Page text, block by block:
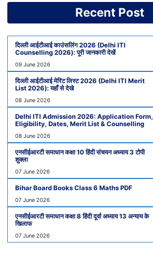
Recent Post
दिल्ली आईटीआई काउंसलिंग 2026 (Delhi ITI
Counselling 2026): पूरी जानकारी देखें
09 June 2026
दिल्ली आईटीआई मेरिट लिस्ट 2026 (Delhi ITI Merit
List 2026): यहाँ से देखे
08 June 2026
Delhi ITI Admission 2026: Application Form,
Eligibility, Dates, Merit List & Counselling
08 June 2026
एनसीईआरटी समाधान कक्षा 10 हिंदी संचयन अध्याय 3 टोपी
शुक्ला
07 June 2026
Bihar Board Books Class 6 Maths PDF
07 June 2026
एनसीईआरटी समाधान कक्षा 8 हिंदी दूर्वा अध्याय 13 अन्याय के
खिलाफ
07 June 2026